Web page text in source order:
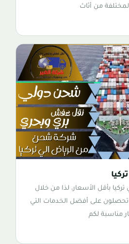
من أثاث
بأقل الأسعار، لذا من خلال
على أفضل الخدمات التي
مناسبة لكم